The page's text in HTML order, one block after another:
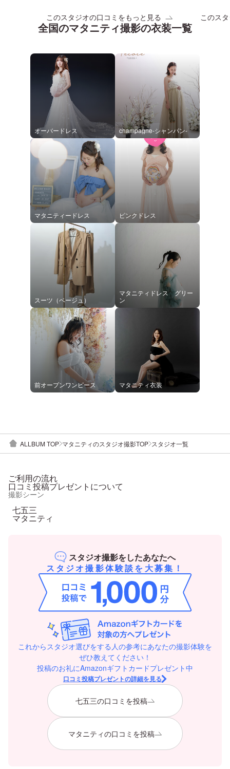
このスタジオの口コミをもっと見る このス
全国のマタニティ撮影の衣装一覧
オーバードレス champagne-シャンパン-
マタニティードレス ピンクドレス
スーツ（ベージュ）
マタニティドレス グリー
ン
前オープンワンピース マタニティ衣装
ALLBUM TOP マタニティのスタジオ撮影TOP スタジオ一覧
ご利用の流れ
口コミ投稿プレゼントについて
撮影シーン
七五三
マタニティ
スタジオ撮影をしたあなたへ
スタジオ撮影体験談を大募集！
これからスタジオ選びをする人の参考にあなたの撮影体験を
ぜひ教えてください！
投稿のお礼にAmazonギフトカードプレゼント中
口コミ投稿プレゼントの詳細を見る
七五三の口コミを投稿
マタニティの口コミを投稿